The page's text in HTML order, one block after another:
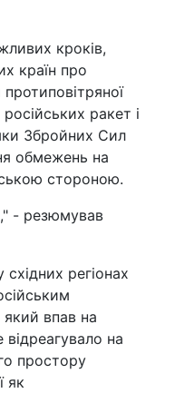
кроків,
країн про
ракет і
Збройних Сил
обмежень на
стороною.
- резюмував
регіонах
який впав на
на
простору
як